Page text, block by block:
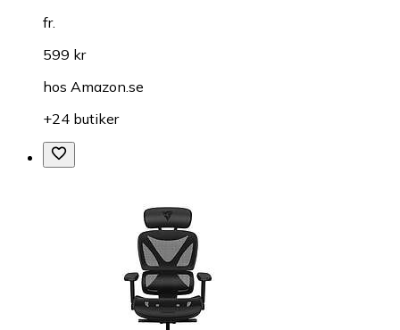
fr.
599 kr
hos Amazon.se
+24 butiker